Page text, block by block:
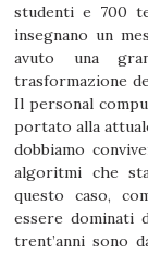
studenti e 700
insegnano un
avuto una
trasformazione
Il personal
portato alla
dobbiamo
algoritmi che
questo caso,
essere dominati
trent’anni sono